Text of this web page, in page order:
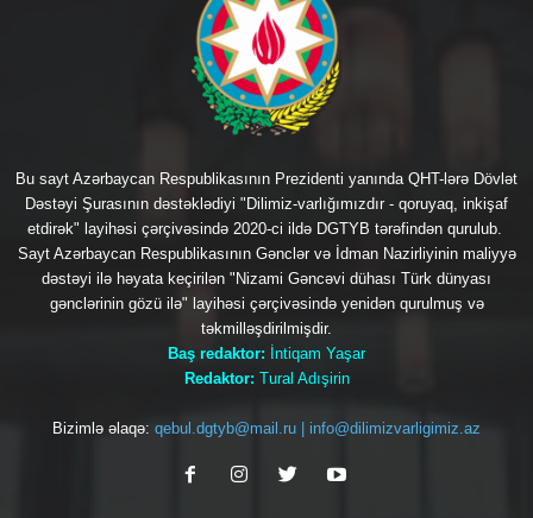
Bu sayt Azərbaycan Respublikasının Prezidenti yanında QHT-lərə Dövlət
Dəstəyi Şurasının dəstəklədiyi "Dilimiz-varlığımızdır - qoruyaq, inkişaf
etdirək" layihəsi çərçivəsində 2020-ci ildə DGTYB tərəfindən qurulub.
Sayt Azərbaycan Respublikasının Gənclər və İdman Nazirliyinin maliyyə
dəstəyi ilə həyata keçirilən "Nizami Gəncəvi dühası Türk dünyası
gənclərinin gözü ilə" layihəsi çərçivəsində yenidən qurulmuş və
təkmilləşdirilmişdir.
Baş redaktor: İntiqam Yaşar
Redaktor: Tural Adışirin
Bizimlə əlaqə: qebul.dgtyb@mail.ru | info@dilimizvarligimiz.az